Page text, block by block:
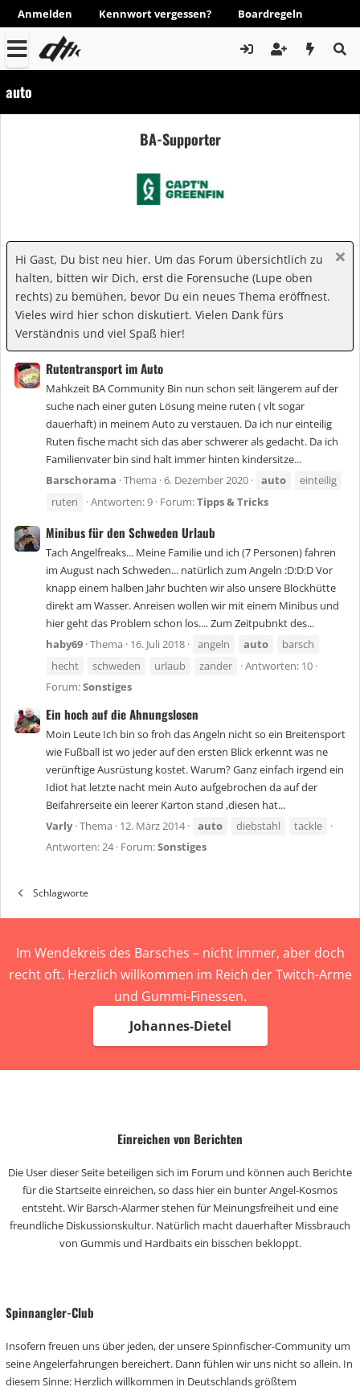
Anmelden Kennwort vergessen? Boardregeln
auto
BA-Supporter
Hi Gast, Du bist neu hier. Um das Forum übersichtlich zu
halten, bitten wir Dich, erst die Forensuche (Lupe oben
rechts) zu bemühen, bevor Du ein neues Thema eröffnest.
Vieles wird hier schon diskutiert. Vielen Dank fürs
Verständnis und viel Spaß hier!
Rutentransport im Auto
Mahkzeit BA Community Bin nun schon seit längerem auf der
suche nach einer guten Lösung meine ruten ( vlt sogar
dauerhaft) in meinem Auto zu verstauen. Da ich nur einteilig
Ruten fische macht sich das aber schwerer als gedacht. Da ich
Familienvater bin sind halt immer hinten kindersitze...
Barschorama Thema 6. Dezember 2020 auto
einteilig
ruten
Antworten: 9 Forum:Tipps & Tricks
Minibus für den Schweden Urlaub
Tach Angelfreaks... Meine Familie und ich (7 Personen) fahren
im August nach Schweden... natürlich zum Angeln :D:D:D Vor
knapp einem halben Jahr buchten wir also unsere Blockhütte
direkt am Wasser. Anreisen wollen wir mit einem Minibus und
hier geht das Problem schon los.... Zum Zeitpubnkt des...
haby69 Thema 16. Juli 2018 angeln auto
barsch
hecht
schweden urlaub zander
Antworten: 10
Forum:Sonstiges
Ein hoch auf die Ahnungslosen
Moin Leute Ich bin so froh das Angeln nicht so ein Breitensport
wie Fußball ist wo jeder auf den ersten Blick erkennt was ne
verünftige Ausrüstung kostet. Warum? Ganz einfach irgend ein
Idiot hat letzte nacht mein Auto aufgebrochen da auf der
Beifahrerseite ein leerer Karton stand ,diesen hat...
Varly Thema 12. März 2014 auto diebstahl
tackle
Antworten: 24 Forum:Sonstiges
Schlagworte
Im Wendekreis des Barsches – nicht immer, aber doch
recht oft. Herzlich willkommen im Reich der Twitch-Arme
und Gummi-Finessen.
Johannes-Dietel
Einreichen von Berichten
Die User dieser Seite beteiligen sich im Forum und können auch Berichte
für die Startseite einreichen, so dass hier ein bunter Angel-Kosmos
entsteht. Wir Barsch-Alarmer stehen für Meinungsfreiheit und eine
freundliche Diskussionskultur. Natürlich macht dauerhafter Missbrauch
von Gummis und Hardbaits ein bisschen bekloppt.
Spinnangler-Club
Insofern freuen uns über jeden, der unsere Spinnfischer-Community um
seine Angelerfahrungen bereichert. Dann fühlen wir uns nicht so allein. In
diesem Sinne: Herzlich willkommen in Deutschlands größtem